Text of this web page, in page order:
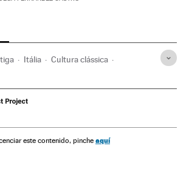
Itália Cultura clássica
Ocidental
Ciênciaeste contenido, pinche aquí